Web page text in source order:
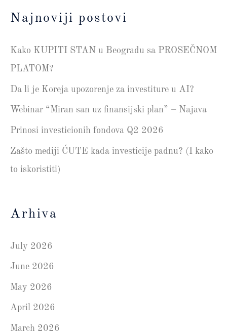
Najnoviji postovi
Kako KUPITI STAN u Beogradu sa PROSEČNOM
PLATOM?
Da li je Koreja upozorenje za investiture u AI?
Webinar “Miran san uz finansijski plan” – Najava
Prinosi investicionih fondova Q2 2026
Zašto mediji ĆUTE kada investicije padnu? (I kako
to iskoristiti)
Arhiva
July 2026
June 2026
May 2026
April 2026
March 2026